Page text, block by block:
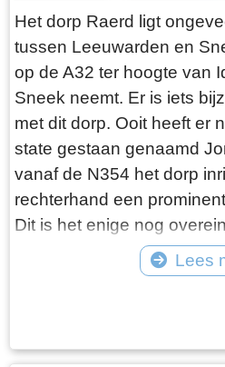
van Laaksum. Eerder was
bescheiden vloot maar de
Laaksum zijn er al lang
De gebroeders De Vries
en vangen regelmatig bot
dat de ze inmiddels aardig
ieder geval over de zestig.
nog even kunnen
pensioenleeftijd. Want
vangt iedereen bot bij
Het dorp Raerd ligt
tussen Leeuwarden en
op de A32 ter hoogte van
Sneek neemt. Er is iets
met dit dorp. Ooit heeft er
state gestaan genaamd
vanaf de N354 het dorp
rechterhand een
Dit is het enige nog
van Jongemastate. Het
toegang tot het park
aub”. Het is de moeite
Lees